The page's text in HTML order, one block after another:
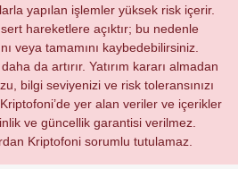
yapılan işlemler yüksek risk içerir.
hareketlere açıktır; bu nedenle
veya tamamını kaybedebilirsiniz.
da artırır. Yatırım kararı almadan
bilgi seviyenizi ve risk toleransınızı
yer alan veriler ve içerikler
ve güncellik garantisi verilmez.
Kriptofoni sorumlu tutulamaz.